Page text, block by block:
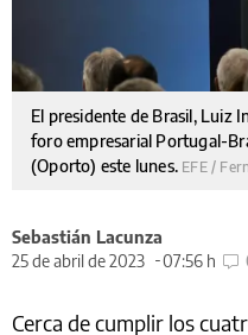
El presidente de Brasil, Luiz
foro empresarial Portugal-
(Oporto) este lunes. EFE /
Sebastián Lacunza
25 de abril de 2023
07:56 h
Cerca de cumplir los